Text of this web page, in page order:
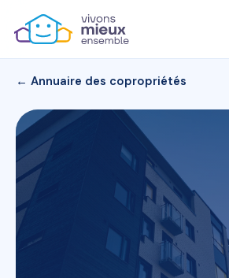
← Annuaire des copropriétés